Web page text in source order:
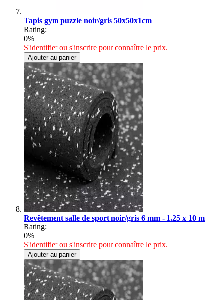
Tapis gym puzzle noir/gris 50x50x1cm
Rating:
0%
S'identifier ou s'inscrire pour connaître le prix.
Ajouter au panier
Revêtement salle de sport noir/gris 6 mm - 1.25 x 10 m
Rating:
0%
S'identifier ou s'inscrire pour connaître le prix.
Ajouter au panier